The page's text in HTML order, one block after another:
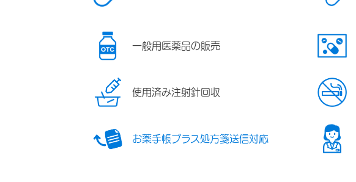
一般用医薬品の販売
使用済み注射針回収
お薬手帳プラス処方箋送信対応